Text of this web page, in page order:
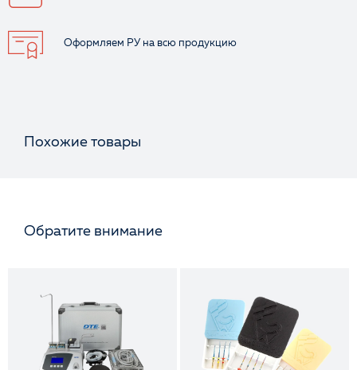
Оформляем РУ на всю продукцию
Похожие товары
Обратите внимание